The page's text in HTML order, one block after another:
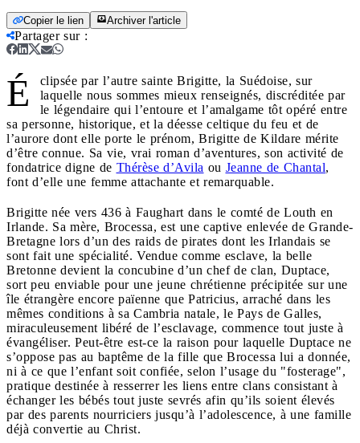
Copier le lien Archiver l'article
Partager sur:
É
clipsée par l’autre sainte Brigitte, la Suédoise, sur
laquelle nous sommes mieux renseignés, discréditée par
le légendaire qui l’entoure et l’amalgame tôt opéré entre
sa personne, historique, et la déesse celtique du feu et de
l’aurore dont elle porte le prénom, Brigitte de Kildare mérite
d’être connue. Sa vie, vrai roman d’aventures, son activité de
fondatrice digne de Thérèse d’Avila ou Jeanne de Chantal,
font d’elle une femme attachante et remarquable.
Brigitte née vers 436 à Faughart dans le comté de Louth en
Irlande. Sa mère, Brocessa, est une captive enlevée de Grande-
Bretagne lors d’un des raids de pirates dont les Irlandais se
sont fait une spécialité. Vendue comme esclave, la belle
Bretonne devient la concubine d’un chef de clan, Duptace,
sort peu enviable pour une jeune chrétienne précipitée sur une
île étrangère encore païenne que Patricius, arraché dans les
mêmes conditions à sa Cambria natale, le Pays de Galles,
miraculeusement libéré de l’esclavage, commence tout juste à
évangéliser. Peut-être est-ce la raison pour laquelle Duptace ne
s’oppose pas au baptême de la fille que Brocessa lui a donnée,
ni à ce que l’enfant soit confiée, selon l’usage du "fosterage",
pratique destinée à resserrer les liens entre clans consistant à
échanger les bébés tout juste sevrés afin qu’ils soient élevés
par des parents nourriciers jusqu’à l’adolescence, à une famille
déjà convertie au Christ.